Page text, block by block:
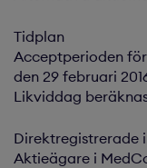
Tidplan
Acceptperioden
den 29 februari
Likviddag
Direktregistrerade
Aktieägare i